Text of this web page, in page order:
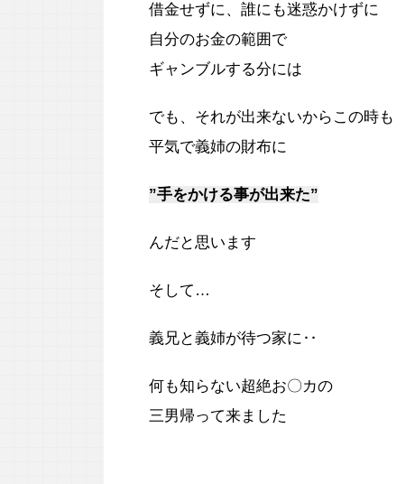
借金せずに、誰にも迷惑かけずに
自分のお金の範囲で
ギャンブルする分には
でも、それが出来ないからこの時も
平気で義姉の財布に
”手をかける事が出来た”
んだと思います
そして…
義兄と義姉が待つ家に‥
何も知らない超絶お〇カの
三男帰って来ました